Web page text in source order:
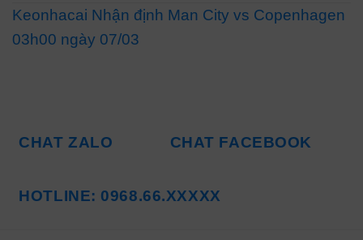
Keonhacai Nhận định Man City vs Copenhagen
03h00 ngày 07/03
CHAT ZALO CHAT FACEBOOK
HOTLINE: 0968.66.XXXXX